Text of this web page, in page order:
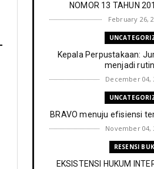
NOMOR 13 TAHUN
February 26,
Kepala Perpustakaan:
menjadi
December 04,
BRAVO menuju efisiensi
November 04,
RESENSI
EKSISTENSI HUKUM